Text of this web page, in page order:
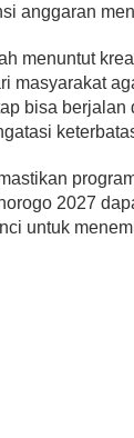
anggaran
menuntut
masyarakat
bisa berjalan
2027
untuk